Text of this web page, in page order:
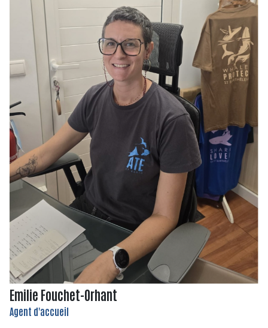
Emilie Fouchet-Orhant
Agent d'accueil